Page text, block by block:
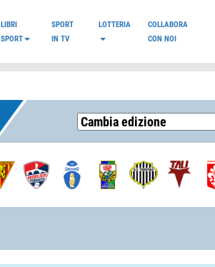
LIBRI
SPORT
SPORT
IN TV
LOTTERIA
COLLABORA
CON NOI